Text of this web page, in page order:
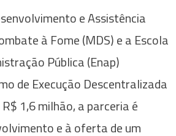
e Assistência
à Fome (MDS) e a Escola
Pública (Enap)
de Execução Descentralizada
1,6 milhão, a parceria é
e à oferta de um